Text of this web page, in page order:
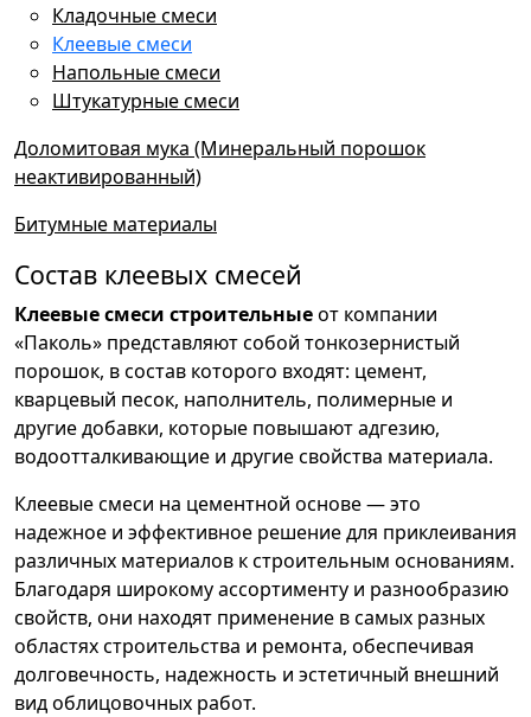
Кладочные смеси
Клеевые смеси
Напольные смеси
Штукатурные смеси
Доломитовая мука (Минеральный порошок
неактивированный)
Битумные материалы
Состав клеевых смесей
Клеевые смеси строительныеот компании
«Паколь» представляют собой тонкозернистый
порошок, в состав которого входят: цемент,
кварцевый песок, наполнитель, полимерные и
другие добавки, которые повышают адгезию,
водоотталкивающие и другие свойства материала.
Клеевые смеси на цементной основе — это
надежное и эффективное решение для приклеивания
различных материалов к строительным основаниям.
Благодаря широкому ассортименту и разнообразию
свойств, они находят применение в самых разных
областях строительства и ремонта, обеспечивая
долговечность, надежность и эстетичный внешний
вид облицовочных работ.